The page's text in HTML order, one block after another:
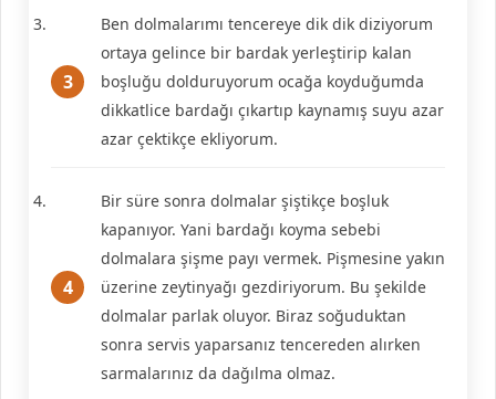
Ben dolmalarımı tencereye dik dik diziyorum
ortaya gelince bir bardak yerleştirip kalan
boşluğu dolduruyorum ocağa koyduğumda
dikkatlice bardağı çıkartıp kaynamış suyu azar
azar çektikçe ekliyorum.
Bir süre sonra dolmalar şiştikçe boşluk
kapanıyor. Yani bardağı koyma sebebi
dolmalara şişme payı vermek. Pişmesine yakın
üzerine zeytinyağı gezdiriyorum. Bu şekilde
dolmalar parlak oluyor. Biraz soğuduktan
sonra servis yaparsanız tencereden alırken
sarmalarınız da dağılma olmaz.